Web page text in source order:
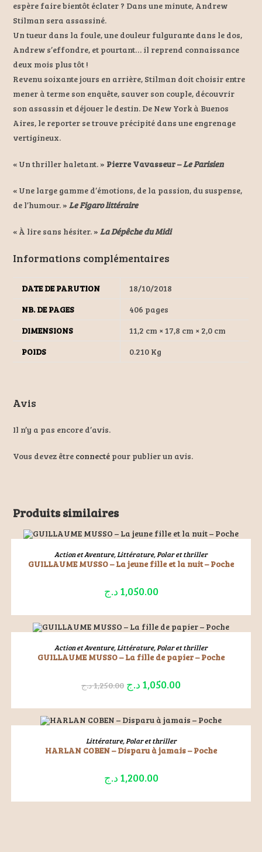
espère faire bientôt éclater ? Dans une minute, Andrew
Stilman sera assassiné.
Un tueur dans la foule, une douleur fulgurante dans le dos,
Andrew s’effondre, et pourtant… il reprend connaissance
deux mois plus tôt !
Revenu soixante jours en arrière, Stilman doit choisir entre
mener à terme son enquête, sauver son couple, découvrir
son assassin et déjouer le destin. De New York à Buenos
Aires, le reporter se trouve précipité dans une engrenage
vertigineux.
« Un thriller haletant. » Pierre Vavasseur –Le Parisien
« Une large gamme d’émotions, de la passion, du suspense,
de l’humour. »Le Figaro littéraire
« À lire sans hésiter. »La Dépêche du Midi
Informations complémentaires
DATE DE PARUTION
18/10/2018
NB. DE PAGES
406 pages
DIMENSIONS
11,2 cm × 17,8 cm × 2,0 cm
POIDS
0.210 Kg
Avis
Il n’y a pas encore d’avis.
Vous devez être connecté pour publier un avis.
Produits similaires
LIRE LA SUITE
Action et Aventure,Littérature,Polar et thriller
GUILLAUME MUSSO – La jeune fille et la nuit – Poche
1,050.00 د.ج
LIRE LA SUITE
Action et Aventure,Littérature,Polar et thriller
GUILLAUME MUSSO – La fille de papier – Poche
1,250.00د.ج 1,050.00 د.ج
LIRE LA SUITE
Littérature,Polar et thriller
HARLAN COBEN – Disparu à jamais – Poche
1,200.00 د.ج